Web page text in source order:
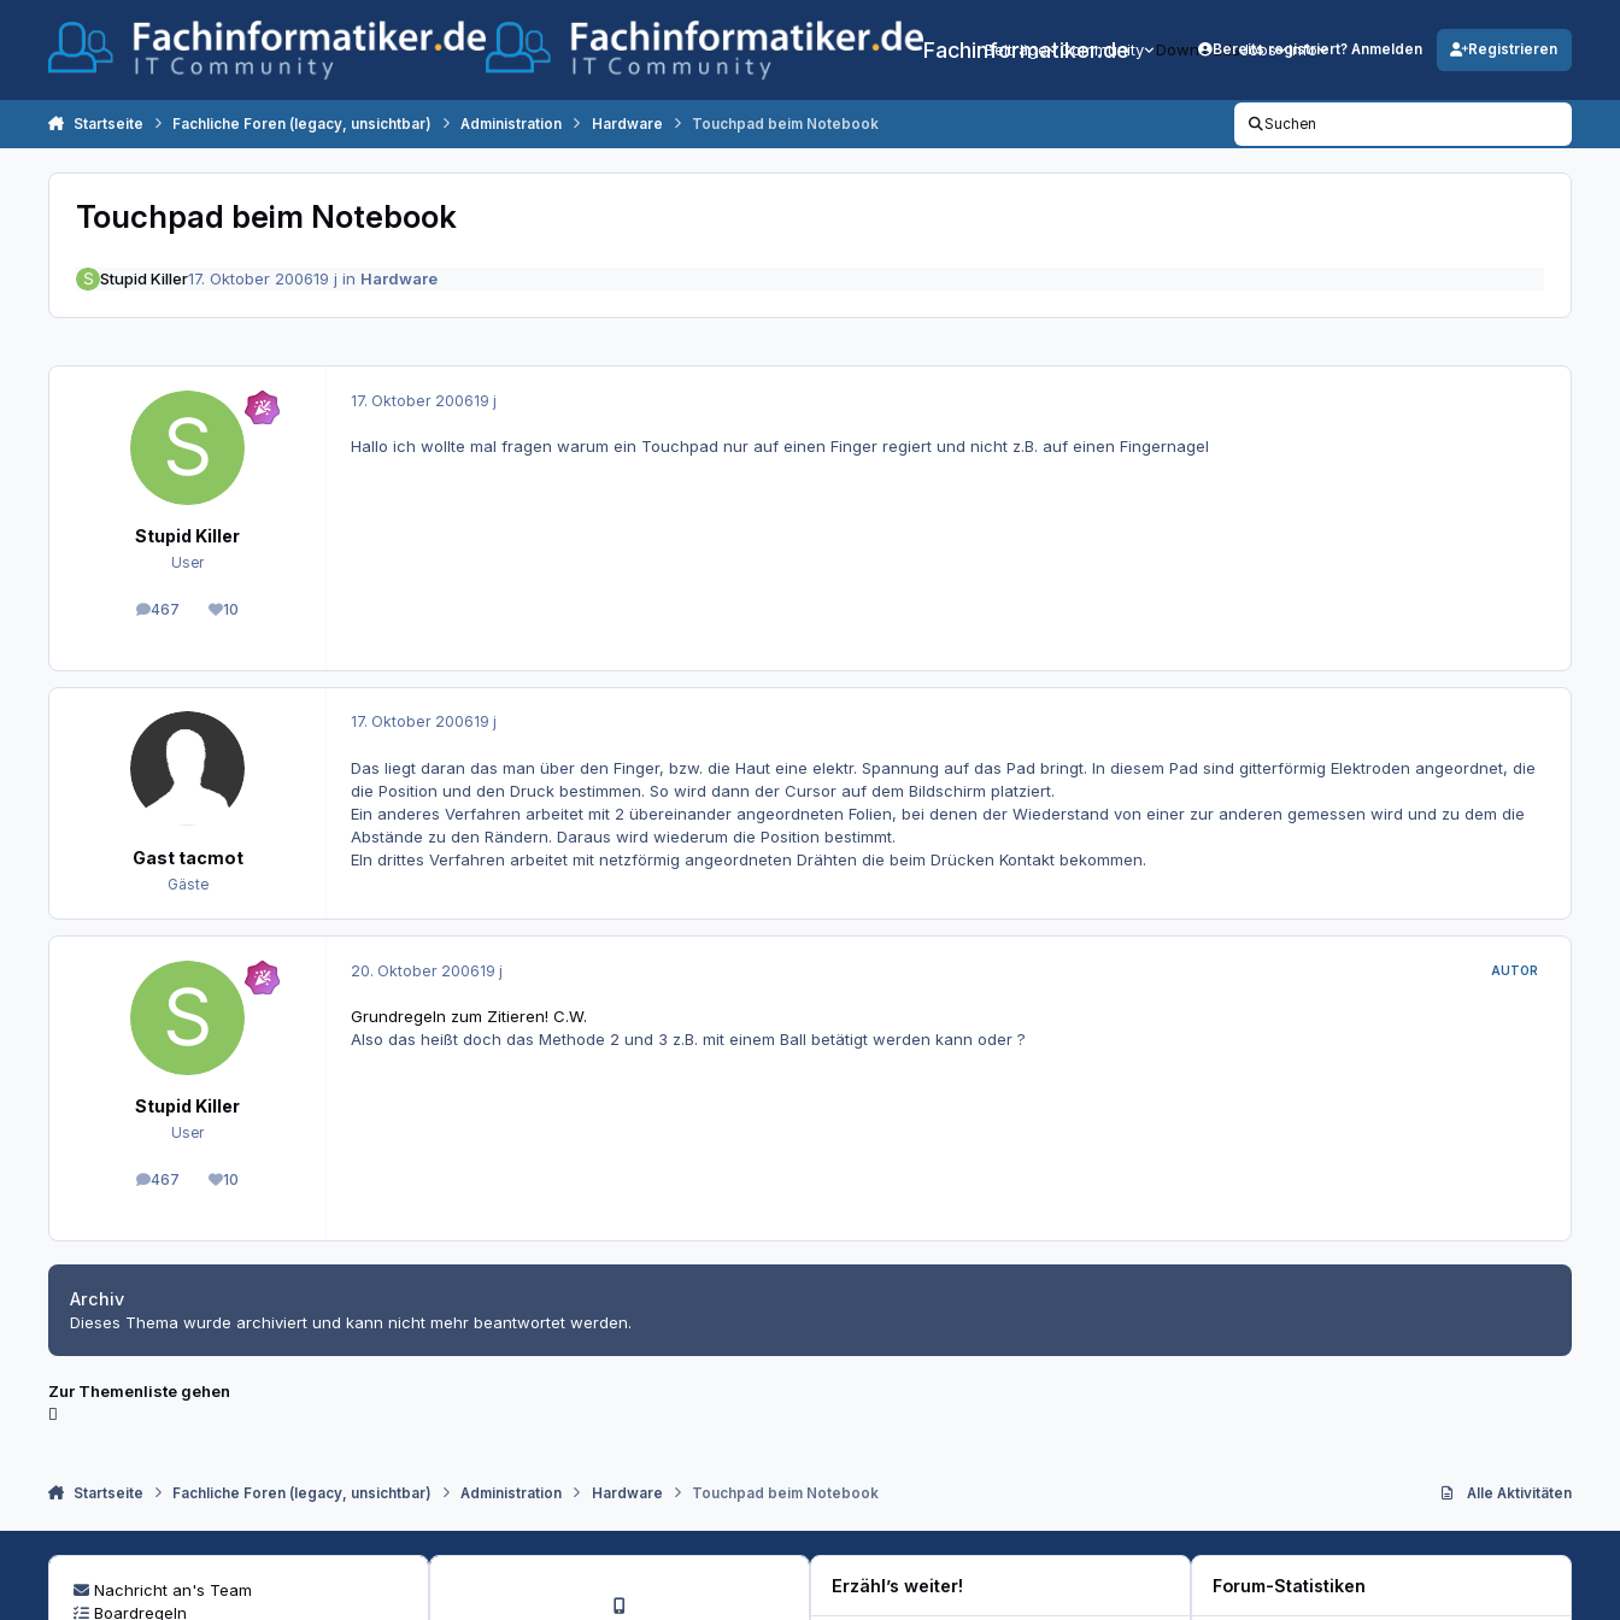
Fachinformatiker.de
Beiträge Community DownloadsJobs Info
Bereits registriert? Anmelden Registrieren
Startseite Fachliche Foren (legacy, unsichtbar) Administration Hardware Touchpad beim Notebook Suchen
Touchpad beim Notebook
Stupid Killer17. Oktober 200619 j in Hardware
Stupid Killer
User
467
Beiträge 10
Reputation
17. Oktober 200619 j
Hallo ich wollte mal fragen warum ein Touchpad nur auf einen Finger regiert und nicht z.B. auf einen Fingernagel
Gast tacmot
Gäste
17. Oktober 200619 j
Das liegt daran das man über den Finger, bzw. die Haut eine elektr. Spannung auf das Pad bringt. In diesem Pad sind gitterförmig Elektroden angeordnet, die
die Position und den Druck bestimmen. So wird dann der Cursor auf dem Bildschirm platziert.
Ein anderes Verfahren arbeitet mit 2 übereinander angeordneten Folien, bei denen der Wiederstand von einer zur anderen gemessen wird und zu dem die
Abstände zu den Rändern. Daraus wird wiederum die Position bestimmt.
EIn drittes Verfahren arbeitet mit netzförmig angeordneten Drähten die beim Drücken Kontakt bekommen.
Stupid Killer
User
467
Beiträge 10
Reputation
20. Oktober 200619 j AUTOR
Grundregeln zum Zitieren! C.W.
Also das heißt doch das Methode 2 und 3 z.B. mit einem Ball betätigt werden kann oder ?
Archiv
Dieses Thema wurde archiviert und kann nicht mehr beantwortet werden.
Zur Themenliste gehen
Startseite Fachliche Foren (legacy, unsichtbar) Administration Hardware Touchpad beim Notebook Alle Aktivitäten
Nachricht an's Team
Boardregeln
Erzähl’s weiter! Forum-Statistiken